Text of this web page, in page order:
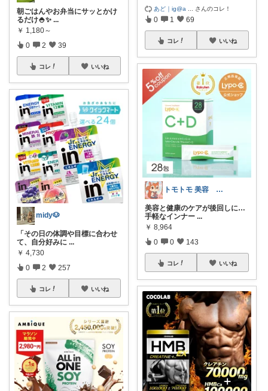
朝ごはんやお弁当にサッとかけ
るだけ🍚✨ ...
￥ 1,180～
0 2 39
コレ いいね
midy🐶
「その日の体調や目標に合わせ
て、自分好みに ...
￥ 4,730
0 2 257
コレ いいね
あど｜ig@a さんのコレ！
0 1 69
コレ いいね
トモトモ 美容 食品 子育てルーム
美容と健康のケアが後回しに…
手軽なインナー ...
￥ 8,964
0 0 143
コレ いいね